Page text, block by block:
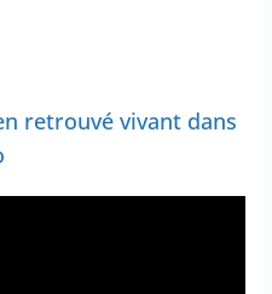
retrouvé vivant dans